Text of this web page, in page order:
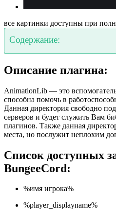
все картинки доступны при
Содержание:
Описание плагина:
AnimationLib — это
способна помочь в
Данная директория свободно
серверов и будет служить Вам
плагинов. Также данная
места, но послужит неплохим
Список доступных
BungeeCord:
%имя игрока%
%player_displayname%